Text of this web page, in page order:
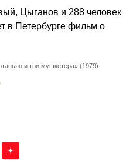
Цыганов и 288 человек
в Петербурге фильм о
и три мушкетера» (1979)